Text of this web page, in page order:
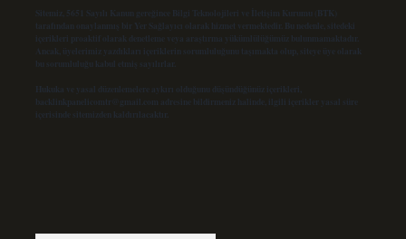
Sitemiz, 5651 Sayılı Kanun gereğince Bilgi Teknolojileri ve İletişim Kurumu (BTK)
tarafından onaylanmış bir Yer Sağlayıcı olarak hizmet vermektedir. Bu nedenle, sitedeki
içerikleri proaktif olarak denetleme veya araştırma yükümlülüğümüz bulunmamaktadır.
Ancak, üyelerimiz yazdıkları içeriklerin sorumluluğunu taşımakta olup, siteye üye olarak
bu sorumluluğu kabul etmiş sayılırlar.
Hukuka ve yasal düzenlemelere aykırı olduğunu düşündüğünüz içerikleri,
backlinkpanelicomtr@gmail.com adresine bildirmeniz halinde, ilgili içerikler yasal süre
içerisinde sitemizden kaldırılacaktır.